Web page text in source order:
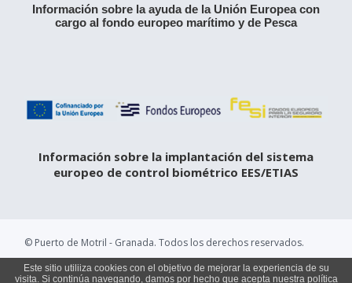
Este sitio utiliiza cookies con el objetivo de mejorar la experiencia de su
visita. Si continúa navegando, damos por hecho que acepta nuestra política
Información sobre la ayuda de la Unión Europea con
cargo al fondo europeo marítimo y de Pesca
Información sobre la implantación del sistema
europeo de control biométrico EES/ETIAS
© Puerto de Motril - Granada. Todos los derechos reservados.
Aviso legal · Política de privacidad · Política de cookies